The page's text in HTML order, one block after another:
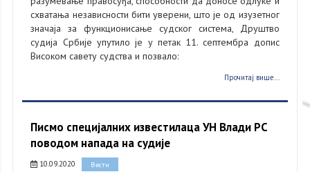
схватања независности бити уверени, што је од изузетног
значаја за функционисање судског система, Друштво
судија Србије упутило је у петак 11. септембра допис
Високом савету судства и позвало:
Прочитај више...
Писмо специјалних известилаца УН Влади РС
поводом напада на судије
10.09.2020 Вести